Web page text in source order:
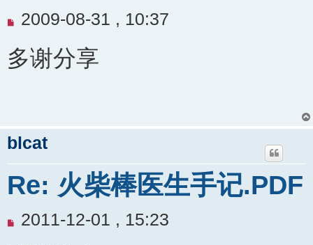
未
讀
2009-08-31 , 10:37
多谢分享
blcat
Re: 火柴棒医生手记.PDF
未
2011-12-01 , 15:23